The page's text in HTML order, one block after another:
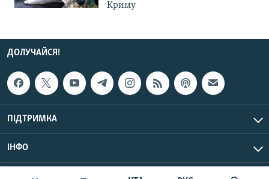
Криму
ДОЛУЧАЙСЯ!
ПІДТРИМКА
ІНФО